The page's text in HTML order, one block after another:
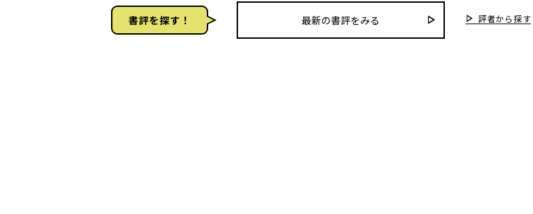
書評を探す！ 最新の書評をみる 評者から探す